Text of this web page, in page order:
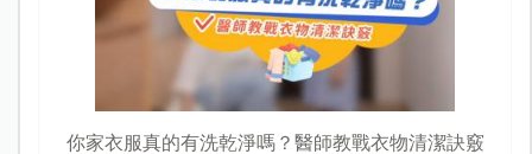
你家衣服真的有洗乾淨嗎？醫師教戰衣物清潔訣竅